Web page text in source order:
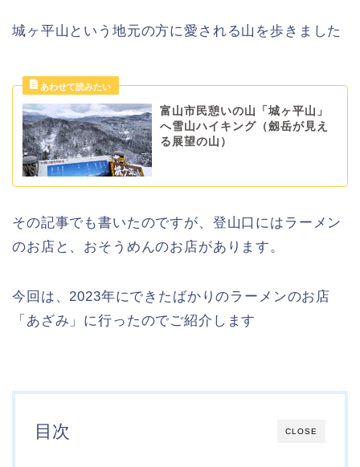
城ヶ平山という地元の方に愛される山を歩きました
富山市民憩いの山「城ヶ平山」
へ雪山ハイキング（劔岳が見え
る展望の山）
その記事でも書いたのですが、登山口にはラーメン
のお店と、おそうめんのお店があります。
今回は、2023年にできたばかりのラーメンのお店
「あざみ」に行ったのでご紹介します
CLOSE
目次